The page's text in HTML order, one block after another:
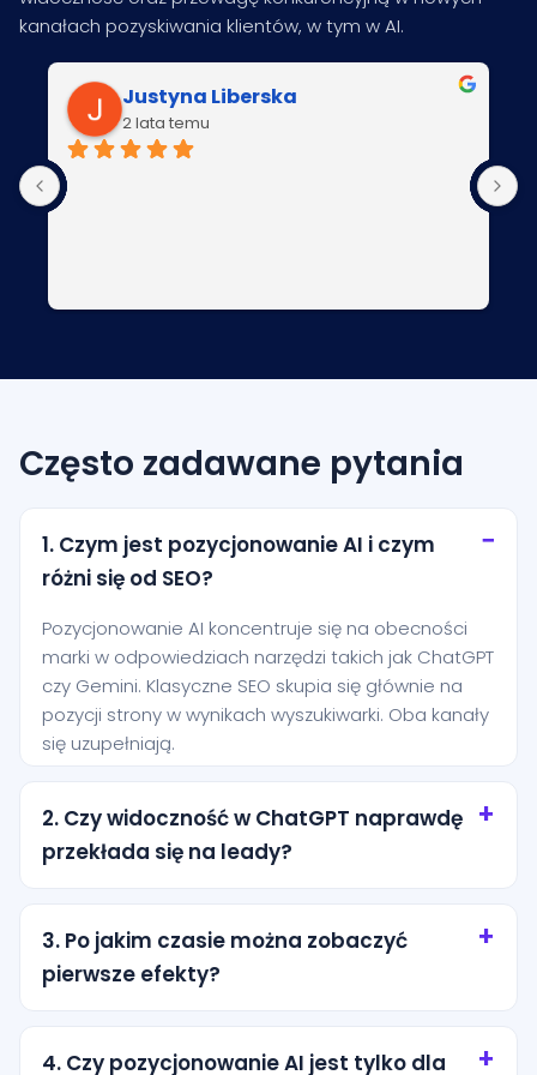
kanałach pozyskiwania klientów, w tym w AI.
Justyna Liberska
2 lata temu
Często zadawane pytania
1. Czym jest pozycjonowanie AI i czym
różni się od SEO?
Pozycjonowanie AI koncentruje się na obecności
marki w odpowiedziach narzędzi takich jak ChatGPT
czy Gemini. Klasyczne SEO skupia się głównie na
pozycji strony w wynikach wyszukiwarki. Oba kanały
się uzupełniają.
2. Czy widoczność w ChatGPT naprawdę
przekłada się na leady?
Tak, szczególnie przy zapytaniach o wysokiej
intencji. Użytkownik często pyta AI o rekomendację
konkretnej usługi i jest bliżej decyzji niż osoba, która
dopiero przegląda ogólne wyniki wyszukiwania.
3. Po jakim czasie można zobaczyć
pierwsze efekty?
Pierwsze efekty zwykle pojawiają się po kilku
tygodniach od wdrożenia podstaw. Trwalsze
4. Czy pozycjonowanie AI jest tylko dla